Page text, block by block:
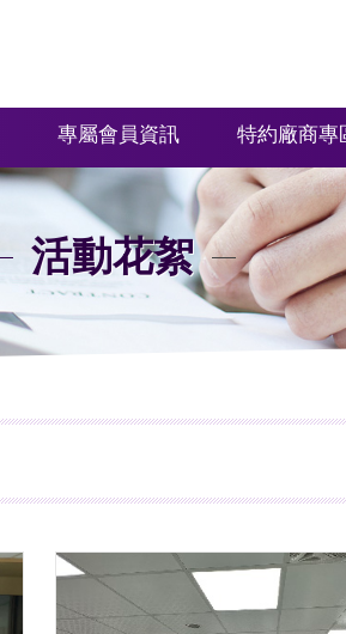
專屬會員資訊 特約廠商專
活動花絮